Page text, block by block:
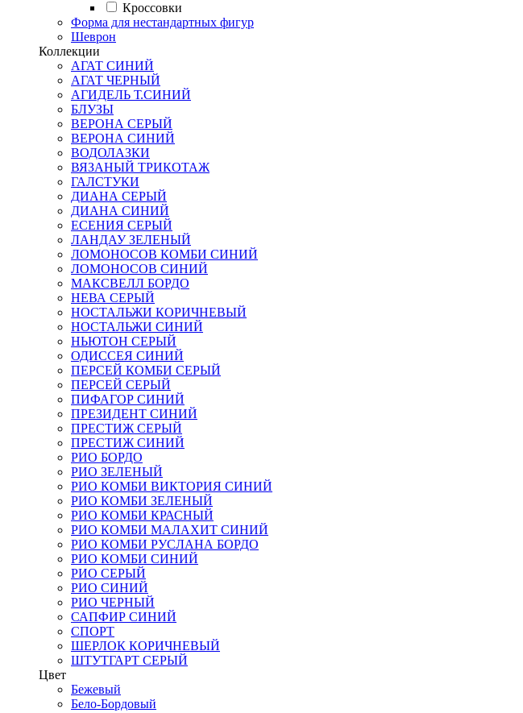
Кроссовки
Форма для нестандартных фигур
Шеврон
Коллекции
АГАТ СИНИЙ
АГАТ ЧЕРНЫЙ
АГИДЕЛЬ Т.СИНИЙ
БЛУЗЫ
ВЕРОНА СЕРЫЙ
ВЕРОНА СИНИЙ
ВОДОЛАЗКИ
ВЯЗАНЫЙ ТРИКОТАЖ
ГАЛСТУКИ
ДИАНА СЕРЫЙ
ДИАНА СИНИЙ
ЕСЕНИЯ СЕРЫЙ
ЛАНДАУ ЗЕЛЕНЫЙ
ЛОМОНОСОВ КОМБИ СИНИЙ
ЛОМОНОСОВ СИНИЙ
МАКСВЕЛЛ БОРДО
НЕВА СЕРЫЙ
НОСТАЛЬЖИ КОРИЧНЕВЫЙ
НОСТАЛЬЖИ СИНИЙ
НЬЮТОН СЕРЫЙ
ОДИССЕЯ СИНИЙ
ПЕРСЕЙ КОМБИ СЕРЫЙ
ПЕРСЕЙ СЕРЫЙ
ПИФАГОР СИНИЙ
ПРЕЗИДЕНТ СИНИЙ
ПРЕСТИЖ СЕРЫЙ
ПРЕСТИЖ СИНИЙ
РИО БОРДО
РИО ЗЕЛЕНЫЙ
РИО КОМБИ ВИКТОРИЯ СИНИЙ
РИО КОМБИ ЗЕЛЕНЫЙ
РИО КОМБИ КРАСНЫЙ
РИО КОМБИ МАЛАХИТ СИНИЙ
РИО КОМБИ РУСЛАНА БОРДО
РИО КОМБИ СИНИЙ
РИО СЕРЫЙ
РИО СИНИЙ
РИО ЧЕРНЫЙ
САПФИР СИНИЙ
СПОРТ
ШЕРЛОК КОРИЧНЕВЫЙ
ШТУТГАРТ СЕРЫЙ
Цвет
Бежевый
Бело-Бордовый